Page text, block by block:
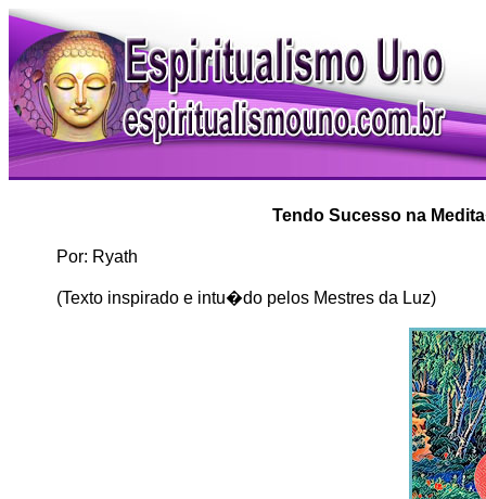
Tendo Sucesso na
Por: Ryath
(Texto inspirado e intu�do pelos Mestres da Luz)